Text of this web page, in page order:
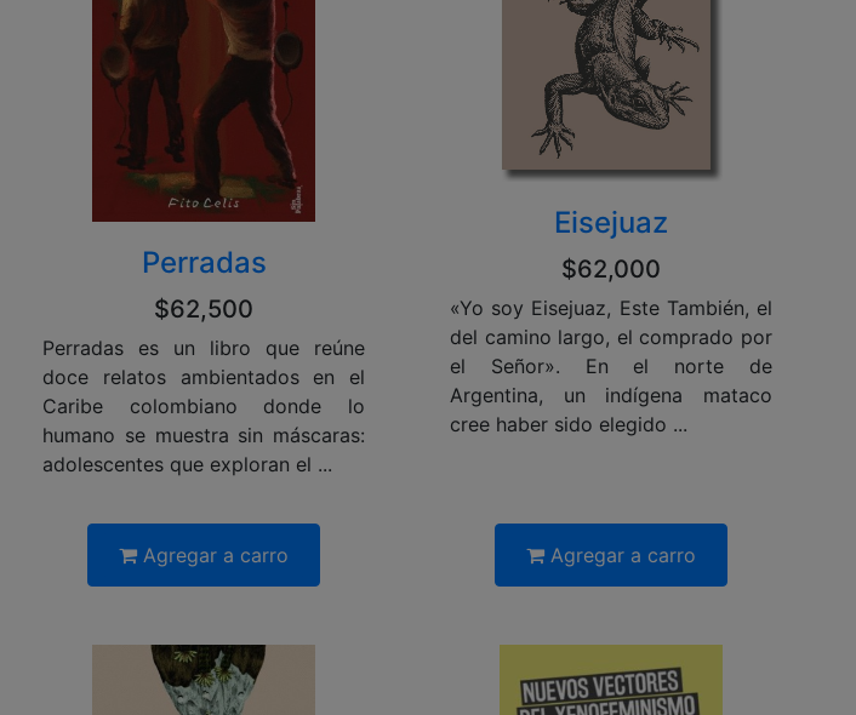
Perradas
$62,500
Perradas es un libro que reúne
doce relatos ambientados en el
Caribe colombiano donde lo
humano se muestra sin máscaras:
adolescentes que exploran el ...
Agregar a carro
Eisejuaz
$62,000
«Yo soy Eisejuaz, Este También, el
del camino largo, el comprado por
el Señor». En el norte de
Argentina, un indígena mataco
cree haber sido elegido ...
Agregar a carro